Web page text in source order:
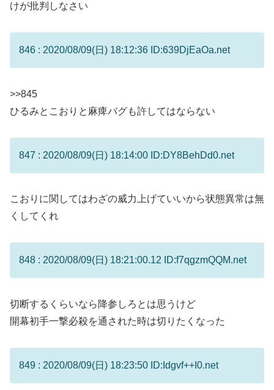
けが批判しなさい
846 : 2020/08/09(日) 18:12:36 ID:639DjEaOa.net
>>845
ひるみとこおりと麻痺バグも許してはならない
847 : 2020/08/09(日) 18:14:00 ID:DY8BehDd0.net
こおりに関してはわざの威力上げていいから状態異常は無
くしてくれ
848 : 2020/08/09(日) 18:21:00.12 ID:f7qgzmQQM.net
切断するくらいなら降参しろとは思うけど
開幕初手一撃必殺を通された時は切りたくなった
849 : 2020/08/09(日) 18:23:50 ID:Idgvf++I0.net